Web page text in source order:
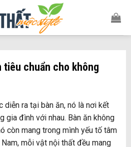
tiêu chuẩn cho không
ra tại bàn ăn, nó là nơi kết
gia đình với nhau. Bàn ăn không
còn mang trong mình yếu tố tâm
mỗi vật nội thất đều mang